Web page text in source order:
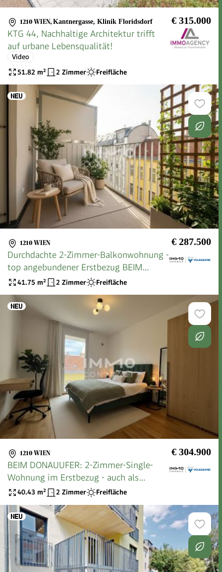
1210 WIEN, Kantnergasse, Klinik Floridsdorf € 315.000
KTG 44, Nachhaltige Architektur trifft
auf urbane Lebensqualität!
Video
51.82 m² 2 Zimmer Freifläche
1210 WIEN € 287.500
Durchdachte 2-Zimmer-Balkonwohnung -
top angebundener Erstbezug BEIM
DONAUUFER
41.75 m² 2 Zimmer Freifläche
1210 WIEN € 304.900
BEIM DONAUUFER: 2-Zimmer-Single-
Wohnung im Erstbezug - auch als
Anlegerwohnung geeignet
40.43 m² 2 Zimmer Freifläche